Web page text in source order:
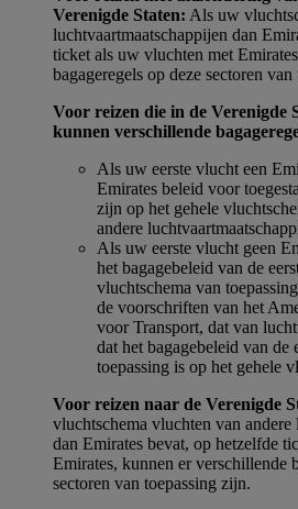
Verenigde Staten: Als uw
luchtvaartmaatschappijen dan
ticket als uw vluchten met
bagageregels op deze sectoren
Voor reizen die in de Verenigde
kunnen verschillende
Als uw eerste vlucht een
Emirates beleid voor
zijn op het gehele
andere
Als uw eerste vlucht geen
het bagagebeleid van de
vluchtschema van
de voorschriften van het
voor Transport, dat van
dat het bagagebeleid van de
toepassing is op het gehele
Voor reizen naar de Verenigde
vluchtschema vluchten van andere
dan Emirates bevat, op hetzelfde
Emirates, kunnen er verschillende
sectoren van toepassing zijn.